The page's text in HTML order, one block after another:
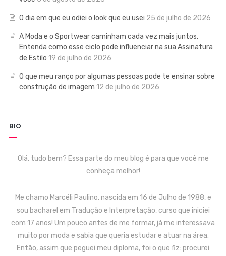
O dia em que eu odiei o look que eu usei 25 de julho de 2026
A Moda e o Sportwear caminham cada vez mais juntos.
Entenda como esse ciclo pode influenciar na sua Assinatura
de Estilo 19 de julho de 2026
O que meu ranço por algumas pessoas pode te ensinar sobre
construção de imagem 12 de julho de 2026
BIO
Olá, tudo bem? Essa parte do meu blog é para que você me
conheça melhor!
Me chamo Marcéli Paulino, nascida em 16 de Julho de 1988, e
sou bacharel em Tradução e Interpretação, curso que iniciei
com 17 anos! Um pouco antes de me formar, já me interessava
muito por moda e sabia que queria estudar e atuar na área.
Então, assim que peguei meu diploma, foi o que fiz: procurei